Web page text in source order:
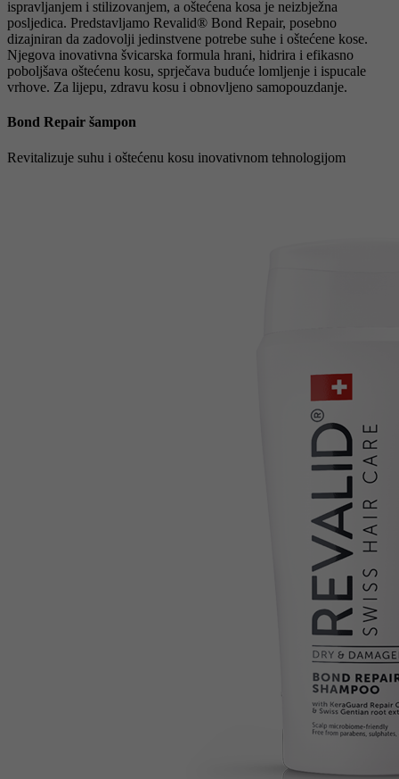
ispravljanjem i stilizovanjem, a oštećena kosa je neizbježna
posljedica. Predstavljamo Revalid® Bond Repair, posebno
dizajniran da zadovolji jedinstvene potrebe suhe i oštećene kose.
Njegova inovativna švicarska formula hrani, hidrira i efikasno
poboljšava oštećenu kosu, sprječava buduće lomljenje i ispucale
vrhove. Za lijepu, zdravu kosu i obnovljeno samopouzdanje.
Bond Repair šampon
Revitalizuje suhu i oštećenu kosu inovativnom tehnologijom